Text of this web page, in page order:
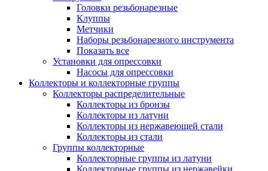
Головки резьбонарезные
Клуппы
Метчики
Наборы резьбонарезного инструмента
Показать все
Установки для опрессовки
Насосы для опрессовки
Коллекторы и коллекторные группы
Коллекторы распределительные
Коллекторы из бронзы
Коллекторы из латуни
Коллекторы из нержавеющей стали
Коллекторы из стали
Группы коллекторные
Коллекторные группы из латуни
Коллекторные группы из нержавейки